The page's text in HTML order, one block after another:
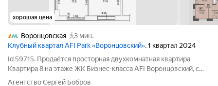
хорошая цена
Воронцовская
3 мин.
Клубный квартал AFI Park «Воронцовский», 1 квартал 2024
Id 59715. Продаётся просторная двухкомнатная квартира
Квартира 8 на этаже ЖК Бизнес-класса AFI Воронцовский, с
панорамными окнами на улицу Обручева и на юго-запад
Агентство Сергей Бобров